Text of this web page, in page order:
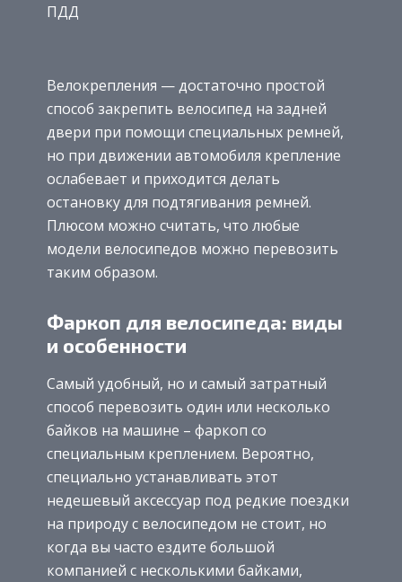
ПДД
Велокрепления — достаточно простой
способ закрепить велосипед на задней
двери при помощи специальных ремней,
но при движении автомобиля крепление
ослабевает и приходится делать
остановку для подтягивания ремней.
Плюсом можно считать, что любые
модели велосипедов можно перевозить
таким образом.
Фаркоп для велосипеда: виды
и особенности
Самый удобный, но и самый затратный
способ перевозить один или несколько
байков на машине – фаркоп со
специальным креплением. Вероятно,
специально устанавливать этот
недешевый аксессуар под редкие поездки
на природу с велосипедом не стоит, но
когда вы часто ездите большой
компанией с несколькими байками,